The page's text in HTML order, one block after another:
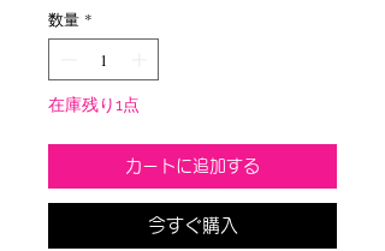
数量 *
在庫残り1点
カートに追加する
今すぐ購入